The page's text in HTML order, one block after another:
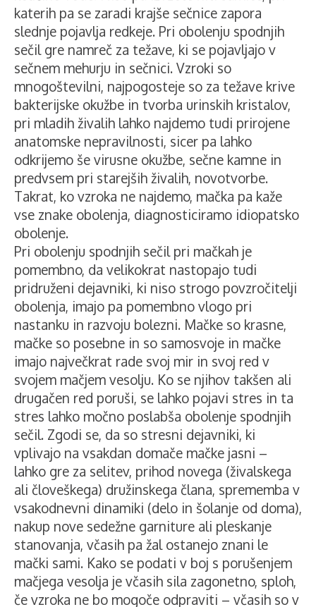
katerih pa se zaradi krajše sečnice zapora
slednje pojavlja redkeje. Pri obolenju spodnjih
sečil gre namreč za težave, ki se pojavljajo v
sečnem mehurju in sečnici. Vzroki so
mnogoštevilni, najpogosteje so za težave krive
bakterijske okužbe in tvorba urinskih kristalov,
pri mladih živalih lahko najdemo tudi prirojene
anatomske nepravilnosti, sicer pa lahko
odkrijemo še virusne okužbe, sečne kamne in
predvsem pri starejših živalih, novotvorbe.
Takrat, ko vzroka ne najdemo, mačka pa kaže
vse znake obolenja, diagnosticiramo idiopatsko
obolenje.
Pri obolenju spodnjih sečil pri mačkah je
pomembno, da velikokrat nastopajo tudi
pridruženi dejavniki, ki niso strogo povzročitelji
obolenja, imajo pa pomembno vlogo pri
nastanku in razvoju bolezni. Mačke so krasne,
mačke so posebne in so samosvoje in mačke
imajo največkrat rade svoj mir in svoj red v
svojem mačjem vesolju. Ko se njihov takšen ali
drugačen red poruši, se lahko pojavi stres in ta
stres lahko močno poslabša obolenje spodnjih
sečil. Zgodi se, da so stresni dejavniki, ki
vplivajo na vsakdan domače mačke jasni –
lahko gre za selitev, prihod novega (živalskega
ali človeškega) družinskega člana, sprememba v
vsakodnevni dinamiki (delo in šolanje od doma),
nakup nove sedežne garniture ali pleskanje
stanovanja, včasih pa žal ostanejo znani le
mački sami. Kako se podati v boj s porušenjem
mačjega vesolja je včasih sila zagonetno, sploh,
če vzroka ne bo mogoče odpraviti – včasih so v